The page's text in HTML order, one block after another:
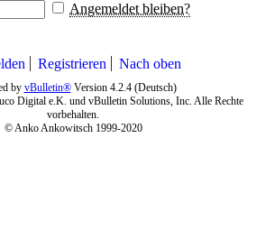
Angemeldet bleiben?
Registrieren Nach oben
by vBulletin®Version 4.2.4 (Deutsch)
Digital e.K. und vBulletin Solutions, Inc. Alle Rechte
vorbehalten.
© Anko Ankowitsch 1999-2020